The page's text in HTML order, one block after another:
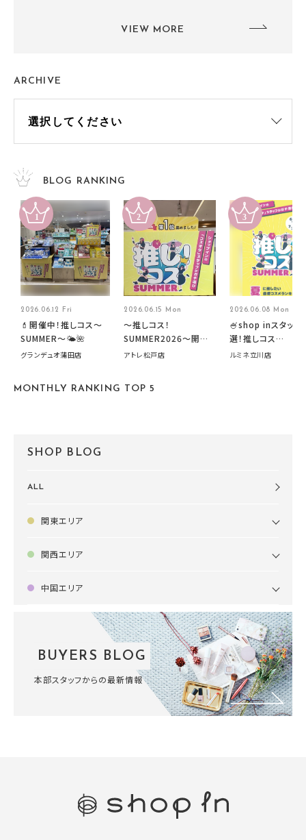
VIEW MORE
ARCHIVE
BLOG RANKING
2026.06.12 Fri
💄開催中！推しコス〜
SUMMER〜🌤️🌺
グランデュオ蒲田店
2026.06.15 Mon
～推しコス！
SUMMER2026～開催
中です！
アトレ松戸店
2026.06.08 Mon
🍧shop inスタッフ
選！推しコス
summer2026開催
ルミネ立川店
MONTHLY RANKING TOP 5
SHOP BLOG
ALL
関東エリア
関西エリア
中国エリア
BUYERS BLOG
本部スタッフからの最新情報